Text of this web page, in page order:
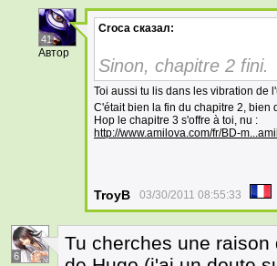
41
Автор
Croca сказал:
Sinon, chapitre 2 fini.
Toi aussi tu lis dans les vibration de
C'était bien la fin du chapitre 2, bien
Hop le chapitre 3 s'offre à toi, nu :
http://www.amilova.com/fr/BD-
TroyB 03/30/2011 08:55:33
6
Tu cherches une